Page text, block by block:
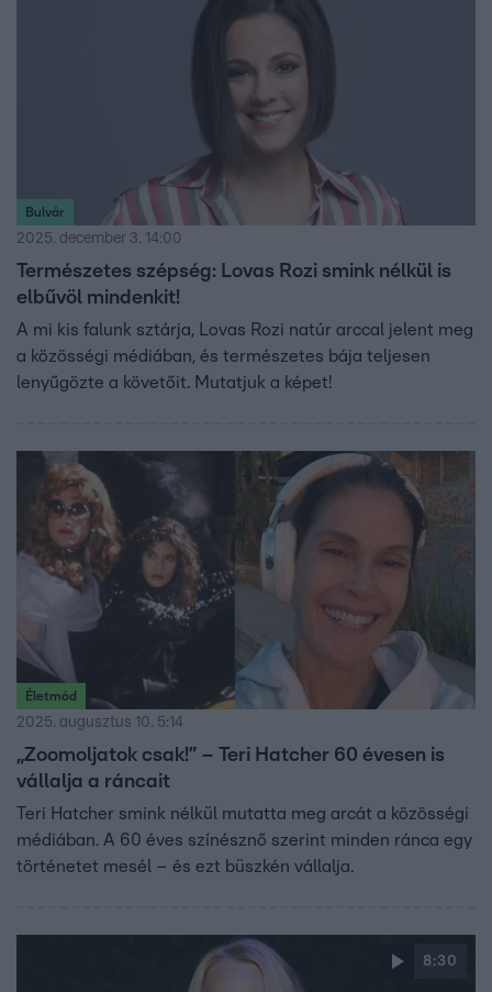
Bulvár
2025. december 3. 14:00
Természetes szépség: Lovas Rozi smink nélkül is
elbűvöl mindenkit!
A mi kis falunk sztárja, Lovas Rozi natúr arccal jelent meg
a közösségi médiában, és természetes bája teljesen
lenyűgözte a követőit. Mutatjuk a képet!
Életmód
2025. augusztus 10. 5:14
„Zoomoljatok csak!” – Teri Hatcher 60 évesen is
vállalja a ráncait
Teri Hatcher smink nélkül mutatta meg arcát a közösségi
médiában. A 60 éves színésznő szerint minden ránca egy
történetet mesél – és ezt büszkén vállalja.
8:30